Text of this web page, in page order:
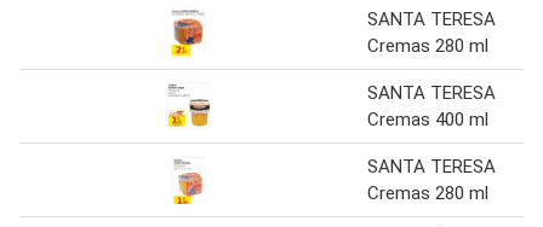
SANTA TERESA
Cremas 280 ml
SANTA TERESA
Cremas 400 ml
SANTA TERESA
Cremas 280 ml